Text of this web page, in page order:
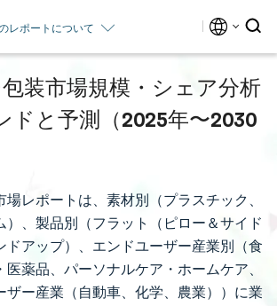
レポートについて
装市場規模・シェア分析
ドと予測（2025年〜2030
場レポートは、素材別（プラスチック、
）、製品別（フラット（ピロー＆サイド
ドアップ）、エンドユーザー産業別（食
薬品、パーソナルケア・ホームケア、
ザー産業（自動車、化学、農業））に業